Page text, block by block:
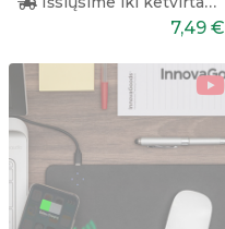
7,49 €